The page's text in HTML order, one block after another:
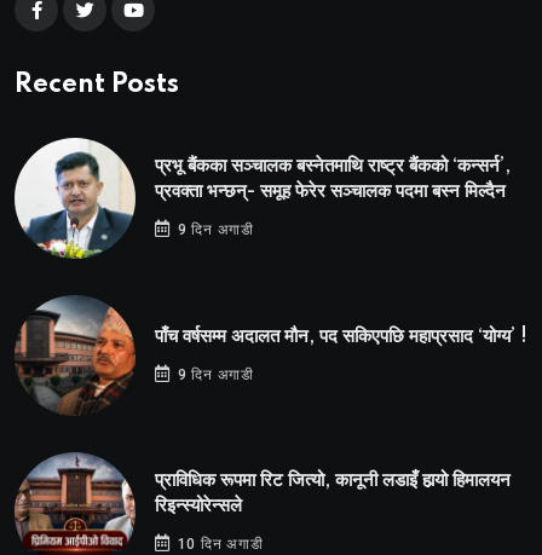
Recent Posts
प्रभू बैंकका सञ्चालक बस्नेतमाथि राष्ट्र बैंकको ‘कन्सर्न’,
प्रवक्ता भन्छन्- समूह फेरेर सञ्चालक पदमा बस्न मिल्दैन
9 दिन अगाडी
पाँच वर्षसम्म अदालत मौन, पद सकिएपछि महाप्रसाद ‘योग्य’ !
9 दिन अगाडी
प्राविधिक रूपमा रिट जित्यो, कानूनी लडाइँ हार्‍यो हिमालयन
रिइन्स्योरेन्सले
10 दिन अगाडी